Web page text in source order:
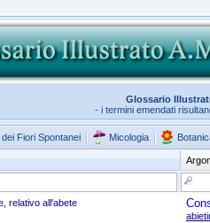
Glossario
- i termini emendati
Fiori Spontanei Micologia
relativo all'abete